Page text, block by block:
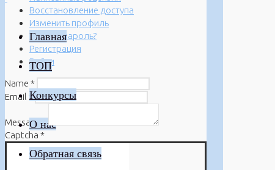
Главная
ТОП
Конкурсы
О нас
Обратная связь
Восстановление доступа
Изменить профиль
Забыли пароль?
Регистрация
Войти
Name *
Email *
Message*
Captcha *